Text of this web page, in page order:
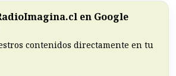
en Google
contenidos directamente en tu